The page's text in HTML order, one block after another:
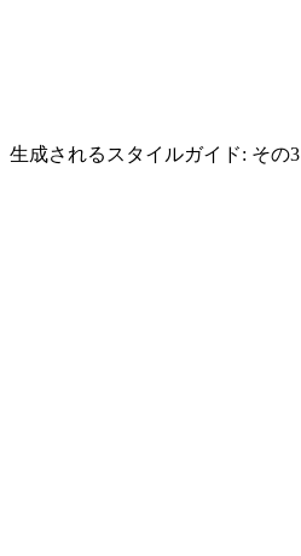
生成されるスタイルガイド: その3